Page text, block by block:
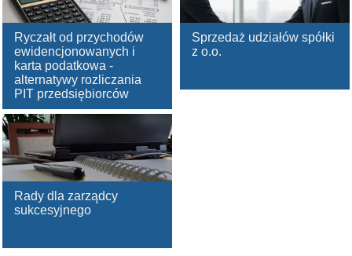
Ryczałt od przychodów
ewidencjonowanych i
karta podatkowa -
alternatywy rozliczania
PIT przedsiębiorców
Sprzedaż udziałów spółki
z o.o.
Rady dla zarządcy
sukcesyjnego